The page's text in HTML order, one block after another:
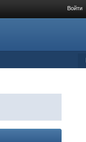
Войти